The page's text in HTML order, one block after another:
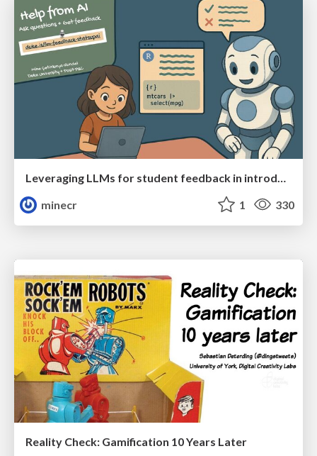
minecr
1 330
Reality Check: Gamification 10 Years Later